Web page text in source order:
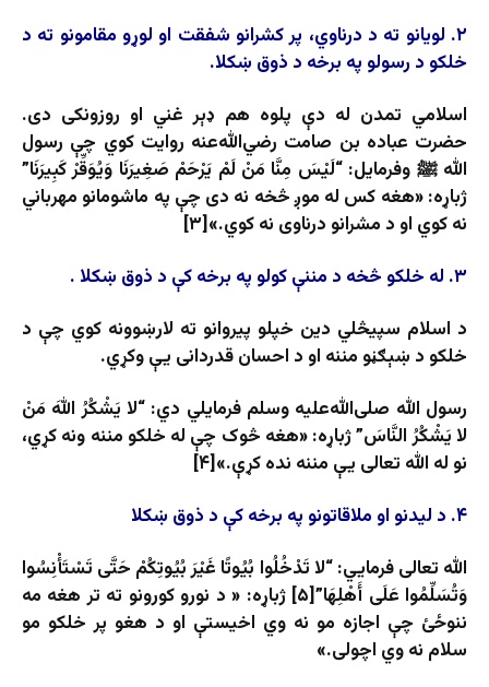
۲. لویانو ته د درناوي، پر کشرانو شفقت او لوړو مقامونو ته د
خلکو د رسولو په برخه د ذوق ښکلا.
اسلامي تمدن له دې پلوه هم ډېر غني او روزونکی دی.
حضرت عباده بن صامت رضي‌الله‌عنه روایت کوي چې رسول
الله ﷺ وفرمایل: “لَيْسَ مِنَّا مَنْ لَمْ يَرْحَمْ صَغِيرَنَا وَيُوَقِّرْ كَبِيرَنَا”
ژباړه: «هغه کس له موږ څخه نه دی چې په ماشومانو مهرباني
نه کوي او د مشرانو درناوی نه کوي.»[۳]
۳.‌ له خلکو څخه د مننې کولو په برخه کې د ذوق ښکلا
.
د اسلام سپيڅلي دین خپلو پیروانو ته لارښوونه کوي چې د
خلکو د ښېګڼو مننه او د احسان قدردانی یې وکړي.
رسول الله صلی‌الله‌علیه‌ وسلم فرمایلي دي: “لا يَشْكُرُ اللهَ مَنْ
لا يَشْكُرُ النَّاسَ” ژباړه: «هغه څوک چې له خلکو مننه ونه کړي،
نو له الله تعالی یې مننه نده کړې.»[۴]
۴. د لیدنو او ملاقاتونو په برخه کې د ذوق ښکلا
الله تعالی فرمایي: “لا تَدْخُلُوا بُيُوتًا غَيْرَ بُيُوتِكُمْ حَتَّى تَسْتَأْنِسُوا
وَتُسَلِّمُوا عَلَى أَهْلِهَا”[۵] ژباړه: « د نورو كورونو ته تر هغه مه
ننوځئ چې اجازه مو نه وي اخيستې او د هغو پر خلكو مو
سلام نه وي اچولی.»